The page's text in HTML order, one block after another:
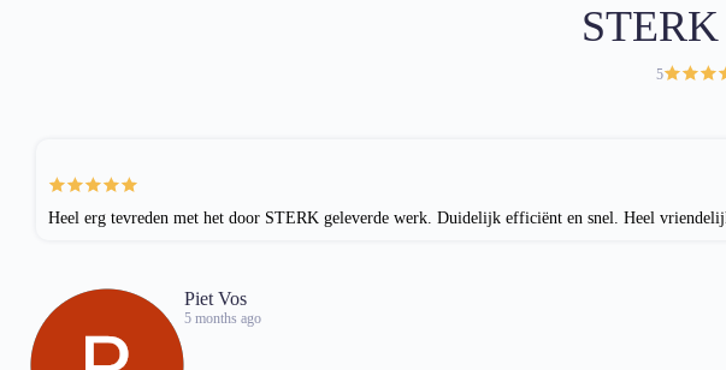
5
Heel erg tevreden met het door STERK geleverde werk. Duidelijk efficiënt en snel. Heel
Piet Vos
5 months ago